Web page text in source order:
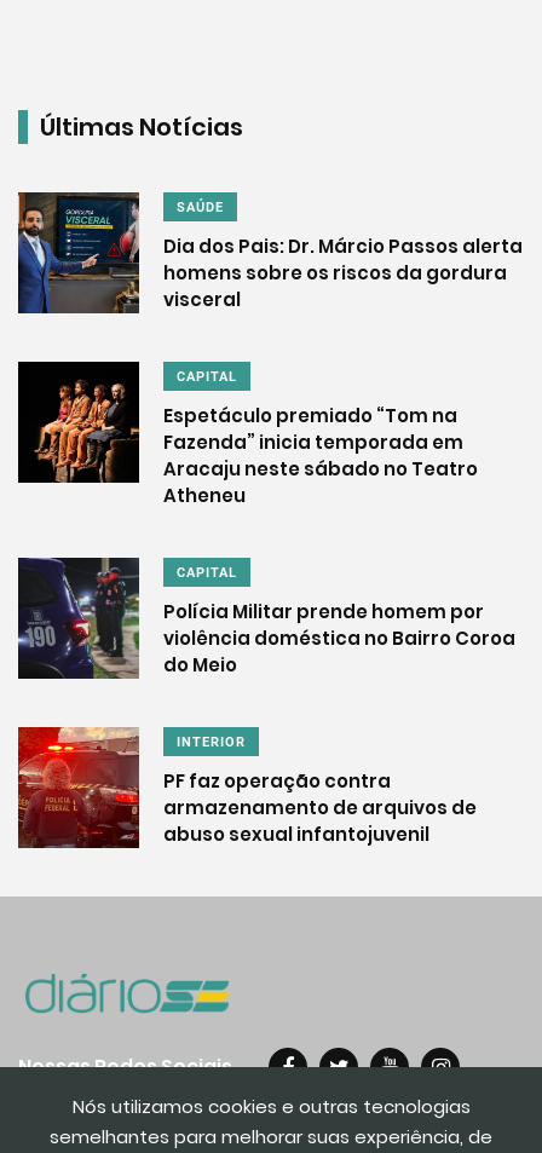
Últimas Notícias
SAÚDE
Dia dos Pais: Dr. Márcio Passos alerta
homens sobre os riscos da gordura
visceral
CAPITAL
Espetáculo premiado “Tom na
Fazenda” inicia temporada em
Aracaju neste sábado no Teatro
Atheneu
CAPITAL
Polícia Militar prende homem por
violência doméstica no Bairro Coroa
do Meio
INTERIOR
PF faz operação contra
armazenamento de arquivos de
abuso sexual infantojuvenil
Nós utilizamos cookies e outras tecnologias
semelhantes para melhorar suas experiência, de
Nossas Redes Sociais